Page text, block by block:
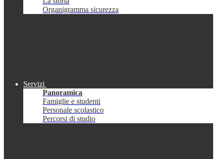
Organigramma sicurezza
Servizi
Panoramica
Famiglie e studenti
Personale scolastico
Percorsi di studio